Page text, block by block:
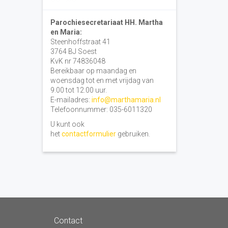
Parochiesecretariaat HH. Martha
en Maria:
Steenhoffstraat 41
3764 BJ Soest
KvK nr 74836048
Bereikbaar op maandag en
woensdag tot en met vrijdag van
9.00 tot 12.00 uur.
E-mailadres: info@marthamaria.nl
Telefoonnummer: 035-6011320
U kunt ook
hetcontactformuliergebruiken.
Contact